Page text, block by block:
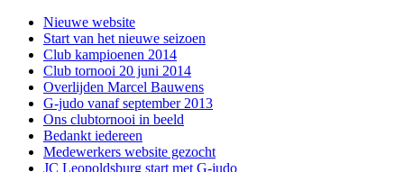
Nieuwe website
Start van het nieuwe seizoen
Club kampioenen 2014
Club tornooi 20 juni 2014
Overlijden Marcel Bauwens
G-judo vanaf september 2013
Ons clubtornooi in beeld
Bedankt iedereen
Medewerkers website gezocht
JC Leopoldsburg start met G-judo